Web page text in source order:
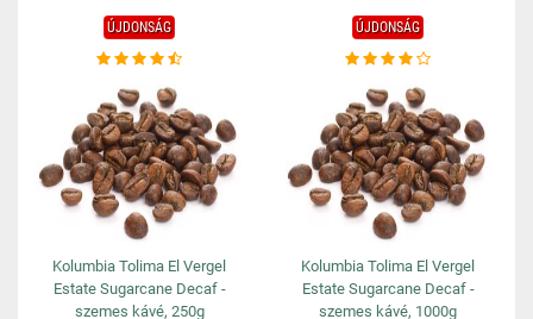
ÚJDONSÁG
Kolumbia Tolima El Vergel
Estate Sugarcane Decaf -
szemes kávé, 250g
ÚJDONSÁG
Kolumbia Tolima El Vergel
Estate Sugarcane Decaf -
szemes kávé, 1000g